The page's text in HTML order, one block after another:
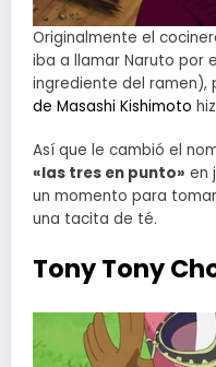
Originalmente el
iba a llamar Naruto por
ingrediente del ramen),
de Masashi Kishimoto
Así que le cambió el
«las tres en punto» en
un momento para
una tacita de té.
Tony Tony